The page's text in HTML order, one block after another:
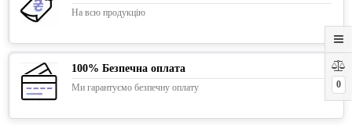
0
На всю продукцію
100% Безпечна оплата
Ми гарантуємо безпечну оплату